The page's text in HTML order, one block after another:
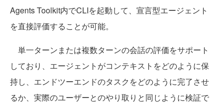
Agents Toolkit内でCLIを起動して、宣言型エージェント
を直接評価することが可能。
単一ターンまたは複数ターンの会話の評価をサポート
しており、エージェントがコンテキストをどのように保
持し、エンドツーエンドのタスクをどのように完了させ
るか、実際のユーザーとのやり取りと同じように検証で